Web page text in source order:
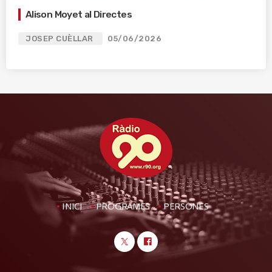
Alison Moyet al Directes
JOSEP CUÈLLAR 05/06/2026
INICI PROGRAMES PERSONES